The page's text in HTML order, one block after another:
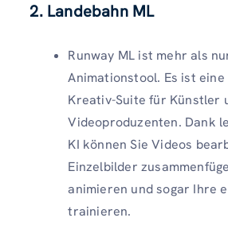
2. Landebahn ML
Runway ML ist mehr als
Animationstool. Es ist eine
Kreativ-Suite für Künstler
Videoproduzenten. Dank
KI können Sie Videos
Einzelbilder
animieren und sogar Ihre
trainieren.